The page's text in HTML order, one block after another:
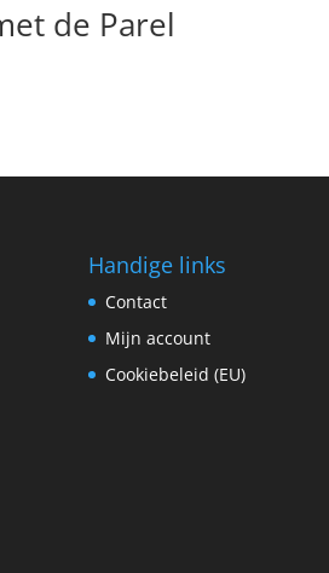
de Parel
Handige links
Contact
Mijn account
Cookiebeleid (EU)